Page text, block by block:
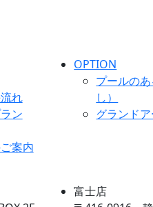
れ
ン
案内
OPTION
プールの
し）
グランド
富士店